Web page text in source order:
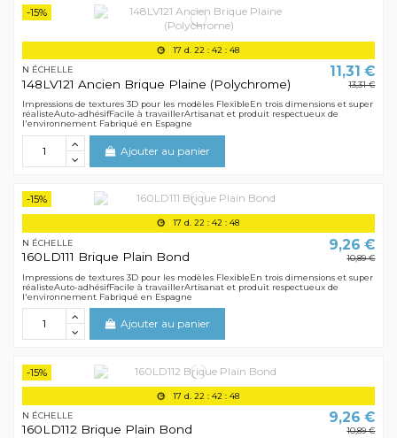
-15%
17 d. 22 :42 :48
N ÉCHELLE
148LV121 Ancien Brique Plaine (Polychrome)
11,31 €
13,31 €
Impressions de textures 3D pour les modèles FlexibleEn trois dimensions et super
réalisteAuto-adhésifFacile à travaillerArtisanat et produit respectueux de
l'environnement Fabriqué en Espagne
Ajouter au panier
-15%
17 d. 22 :42 :48
N ÉCHELLE
160LD111 Brique Plain Bond
9,26 €
10,89 €
Impressions de textures 3D pour les modèles FlexibleEn trois dimensions et super
réalisteAuto-adhésifFacile à travaillerArtisanat et produit respectueux de
l'environnement Fabriqué en Espagne
Ajouter au panier
-15%
17 d. 22 :42 :48
N ÉCHELLE
160LD112 Brique Plain Bond
9,26 €
10,89 €